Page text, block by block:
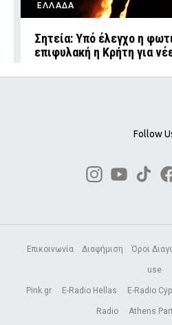
ΕΛΛΑΔΑ
Σητεία: Υπό έλεγχο η
επιφυλακή η Κρήτη για
Follow
Επικοινωνία Διαφήμιση Όροι
use
Pink.gr E-Radio Hellas E-Radio
Radio Athens